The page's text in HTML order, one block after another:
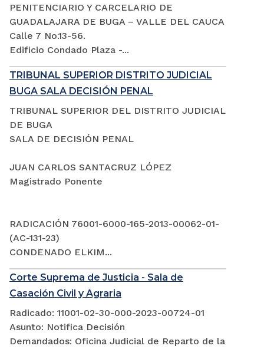
PENITENCIARIO Y CARCELARIO DE
GUADALAJARA DE BUGA – VALLE DEL CAUCA
Calle 7 No.13-56.
Edificio Condado Plaza -...
TRIBUNAL SUPERIOR DISTRITO JUDICIAL
BUGA SALA DECISIÓN PENAL
TRIBUNAL SUPERIOR DEL DISTRITO JUDICIAL
DE BUGA
SALA DE DECISIÓN PENAL
JUAN CARLOS SANTACRUZ LÓPEZ
Magistrado Ponente
RADICACIÓN 76001-6000-165-2013-00062-01-
(AC-131-23)
CONDENADO ELKIM...
Corte Suprema de Justicia - Sala de
Casación Civil y Agraria
Radicado: 11001-02-30-000-2023-00724-01
Asunto: Notifica Decisión
Demandados: Oficina Judicial de Reparto de la